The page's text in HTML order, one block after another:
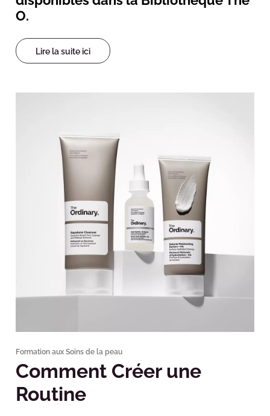
O.
Lire la suite ici
Formation aux Soins de la peau
Comment Créer une
Routine